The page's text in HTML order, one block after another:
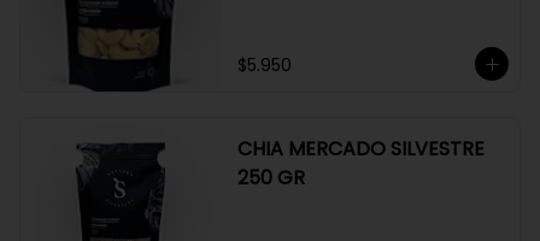
$5.950
CHIA MERCADO SILVESTRE
250 GR